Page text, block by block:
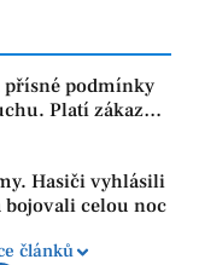
podmínky
Platí zákaz
Hasiči vyhlásili
bojovali celou noc
článků